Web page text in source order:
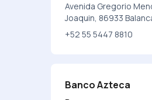
Avenida Gregorio
Joaquin, 86933
+52 55 5447 8810
Banco Azteca